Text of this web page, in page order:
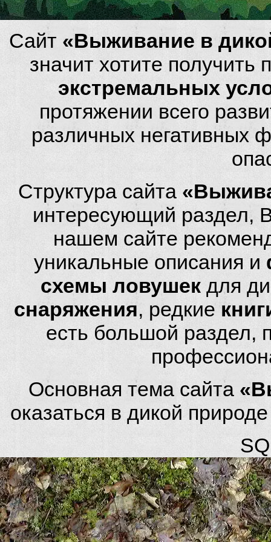
Сайт «Выживание в
значит хотите
экстремальных
протяжении всего
различных негативных
Структура сайта
интересующий раздел,
нашем сайте
уникальные описания и
схемы ловушек для
снаряжения, редкие
есть большой
Основная тема сайта
оказаться в дикой